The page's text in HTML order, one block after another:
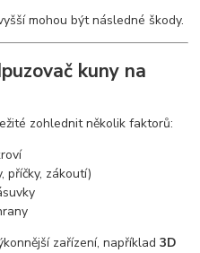
mohou být následné škody.
kuny na
zohlednit několik faktorů:
příčky, zákoutí)
zařízení, například3D